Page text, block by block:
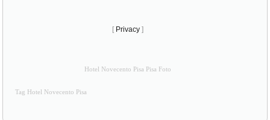
[ Privacy ]
Hotel Novecento Pisa Pisa Foto
Tag Hotel Novecento Pisa